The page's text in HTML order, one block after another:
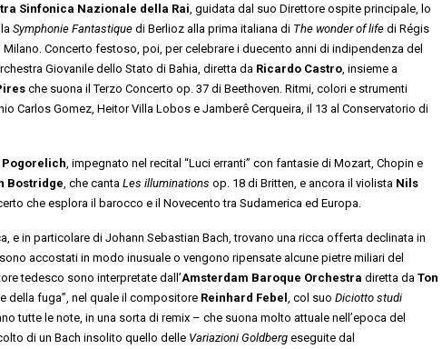
Sinfonica Nazionale della Rai , guidata dal suo Direttore ospite principale, lo
Symphonie Fantastique di Berlioz alla prima italiana di The wonder of life di Régis
Concerto festoso, poi, per celebrare i duecento anni di indipendenza del
Giovanile dello Stato di Bahia, diretta da Ricardo Castro , insieme a
che suona il Terzo Concerto op. 37 di Beethoven. Ritmi, colori e strumenti
Carlos Gomez, Heitor Villa Lobos e Jamberê Cerqueira, il 13 al Conservatorio di
Pogorelich , impegnato nel recital “Luci erranti” con fantasie di Mozart, Chopin e
Bostridge , che canta Les illuminations op. 18 di Britten, e ancora il violista Nils
che esplora il barocco e il Novecento tra Sudamerica ed Europa.
e in particolare di Johann Sebastian Bach, trovano una ricca offerta declinata in
accostati in modo inusuale o vengono ripensate alcune pietre miliari del
tedesco sono interpretate dall’Amsterdam Baroque Orchestra diretta da Ton
della fuga”, nel quale il compositore Reinhard Febel , col suo Diciotto studi
tutte le note, in una sorta di remix – che suona molto attuale nell’epoca del
di un Bach insolito quello delle Variazioni Goldberg eseguite dal